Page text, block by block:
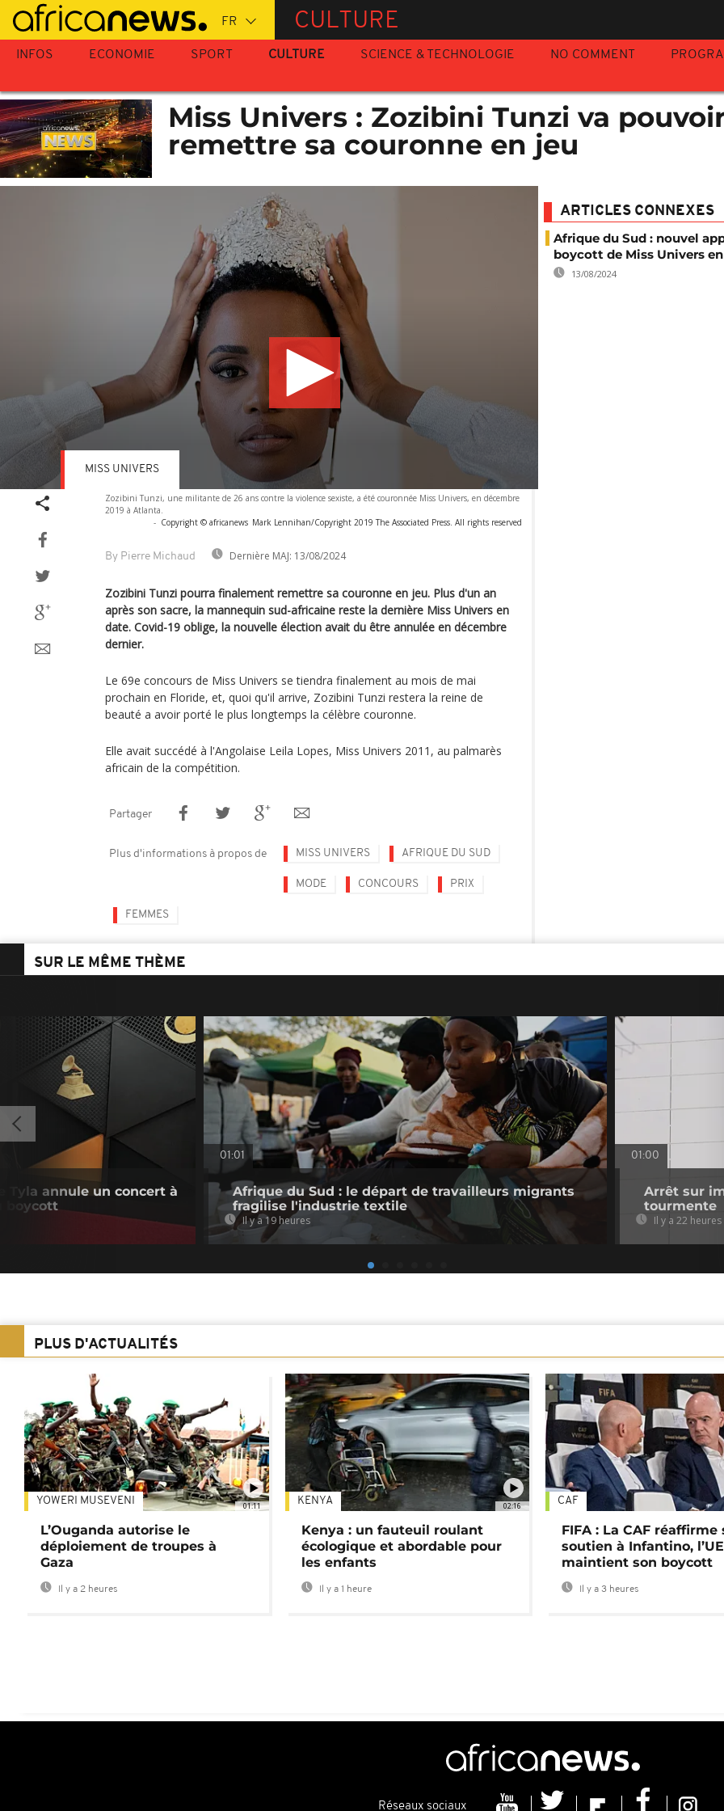
Passer
au
contenu
CULTURE
INFOS ECONOMIE SPORT CULTURE SCIENCE & TECHNOLOGIE NO COMMENT
Miss Univers : Zozibini Tunzi va
remettre sa couronne en jeu
Zozibini Tunzi, une militante de 26 ans contre la violence sexiste, a été couronnée Miss Univers, en décembre
2019 à Atlanta.
- Copyright © africanews Mark Lennihan/Copyright 2019 The Associated Press. All rights reserved
By Pierre Michaud Dernière MAJ: 13/08/2024
MISS UNIVERS
Zozibini Tunzi pourra finalement remettre sa couronne en jeu. Plus d'un an
après son sacre, la mannequin sud-africaine reste la dernière Miss Univers en
date. Covid-19 oblige, la nouvelle élection avait du être annulée en décembre
dernier.
Le 69e concours de Miss Univers se tiendra finalement au mois de mai
prochain en Floride, et, quoi qu'il arrive, Zozibini Tunzi restera la reine de
beauté a avoir porté le plus longtemps la célèbre couronne.
Elle avait succédé à l'Angolaise Leila Lopes, Miss Univers 2011, au palmarès
africain de la compétition.
Partager
Plus d'informations à propos de MISS UNIVERS AFRIQUE DU SUD
MODE CONCOURS PRIX
FEMMES
ARTICLES CONNEXES
Afrique du Sud : nouvel
boycott de Miss Univers
13/08/2024
SUR LE MÊME THÈME
Tyla annule un concert à
boycott
01:01
Afrique du Sud : le départ de travailleurs migrants
fragilise l'industrie textile
Il y a 19 heures
01:00
Arrêt sur
tourmente
Il y a 22 heures
PLUS D'ACTUALITÉS
01:11
YOWERI MUSEVENI
L’Ouganda autorise le
déploiement de troupes à
Gaza
Il y a 2 heures
02:16
KENYA
Kenya : un fauteuil roulant
écologique et abordable pour
les enfants
Il y a 1 heure
CAF
FIFA : La CAF réaffirme
soutien à Infantino,
maintient son boycott
Il y a 3 heures
Réseaux sociaux